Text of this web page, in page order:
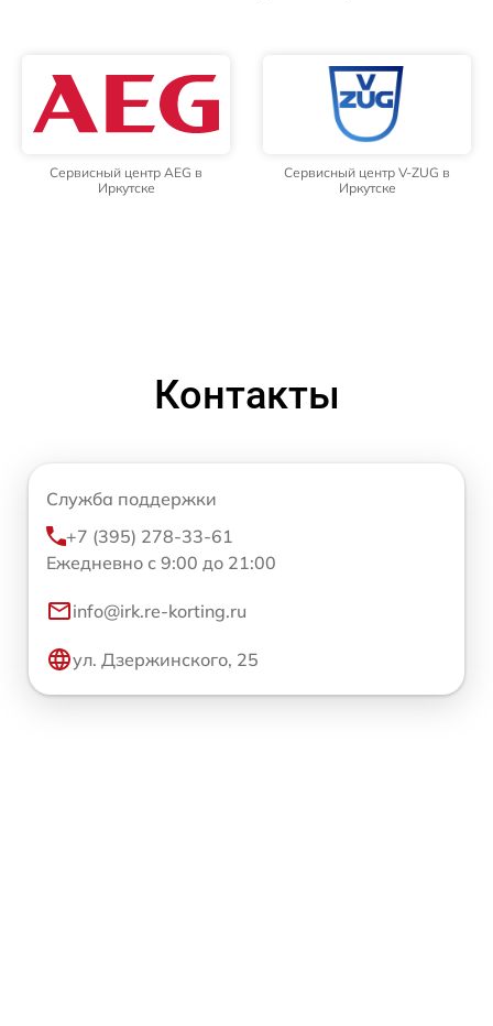
Сервисный центр AEG в
Иркутске
Сервисный центр V-ZUG в
Иркутске
Контакты
Служба поддержки
+7 (395) 278-33-61
Ежедневно с 9:00 до 21:00
info@irk.re-korting.ru
ул. Дзержинского, 25